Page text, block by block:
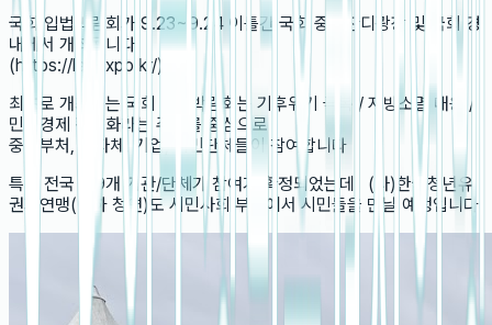
국회 입법박람회가 9.23~9.24 이틀간 국회 중앙잔디광장 및 국회 경
내에서 개최됩니다
(https://legexpo.kr/)
최초로 개최되는 국회 입법박람회는 기후위기 극복 / 지방소멸 대응 /
민생경제 활성화라는 주제를 중심으로
중앙부처, 지자체, 기업, 시민단체들이 참여합니다
특히 전국 119개 기관/단체가 참여가 확정되었는데, (사)한국청년유
권자연맹(이하 청연)도 시민사회 부스에서 시민들을 만날 예정입니다.